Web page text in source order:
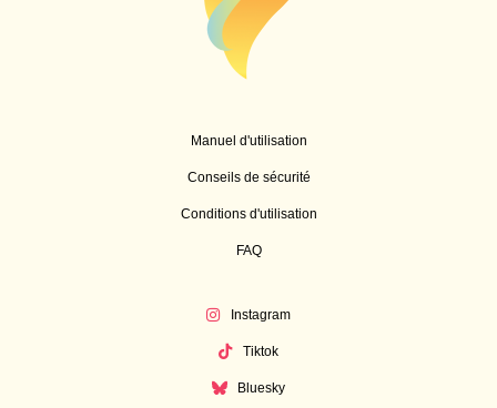
Manuel d'utilisation
Conseils de sécurité
Conditions d'utilisation
FAQ
Instagram
Tiktok
Bluesky